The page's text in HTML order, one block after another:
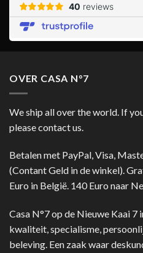
OVER CASA N°7
We ship all over the world. If
please contact us.
Betalen met PayPal, Visa,
(Contant Geld in de winkel).
Euro in België. 140 Euro naar
Casa N°7 op de Nieuwe Kaai
kwaliteit, specialisme,
beleving. Een zaak waar